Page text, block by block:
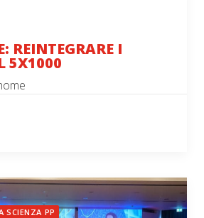
REINTEGRARE I
5X1000
SCIENZA PP